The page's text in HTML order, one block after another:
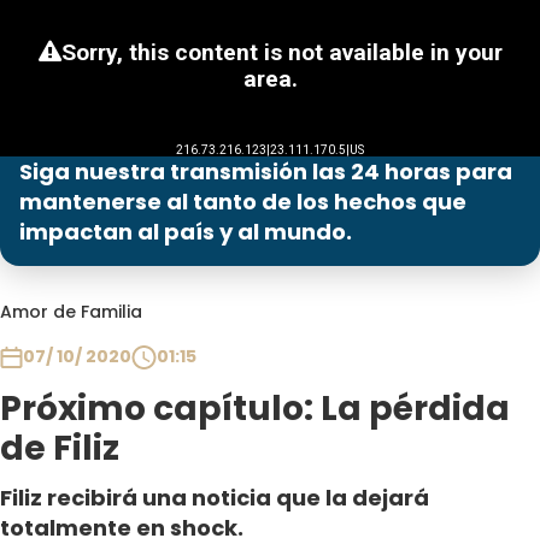
Siga nuestra transmisión las 24 horas para
mantenerse al tanto de los hechos que
impactan al país y al mundo.
Amor de Familia
07/ 10/ 2020
01:15
Próximo capítulo: La pérdida
de Filiz
Filiz recibirá una noticia que la dejará
totalmente en shock.
Programas
Club De La Comedia
Contigo en Directo
Plan Perfecto
El Tiempo
Sabingo
Todos Los Programas